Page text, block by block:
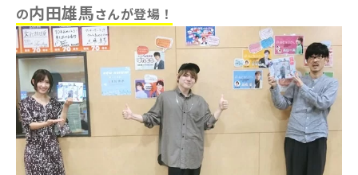
の内田雄馬さんが登場！